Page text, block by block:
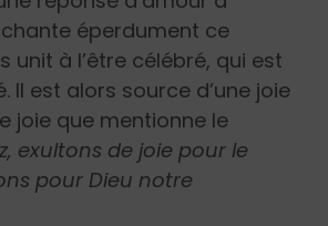
chante éperdument ce
unit à l’être célébré, qui est
Il est alors source d’une joie
joie que mentionne le
exultons de joie pour le
pour Dieu notre